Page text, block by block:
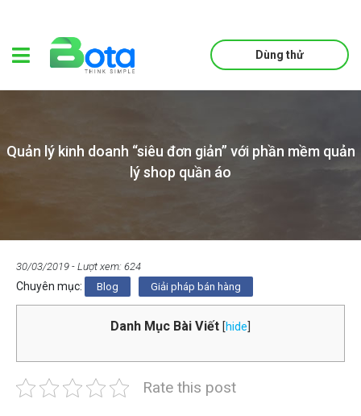
Dùng thử
Quản lý kinh doanh “siêu đơn giản” với phần mềm quản
lý shop quần áo
30/03/2019 - Lượt xem: 624
Chuyên mục: Blog Giải pháp bán hàng
Danh Mục Bài Viết [hide
Rate this post